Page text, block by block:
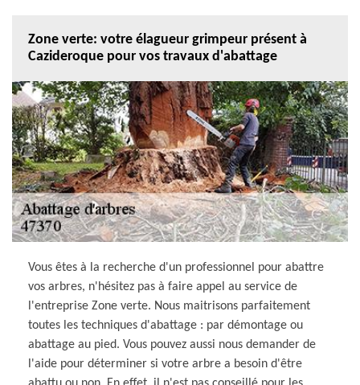
Zone verte: votre élagueur grimpeur présent à
Cazideroque pour vos travaux d'abattage
Vous êtes à la recherche d'un professionnel pour abattre
vos arbres, n'hésitez pas à faire appel au service de
l'entreprise Zone verte. Nous maitrisons parfaitement
toutes les techniques d'abattage : par démontage ou
abattage au pied. Vous pouvez aussi nous demander de
l'aide pour déterminer si votre arbre a besoin d'être